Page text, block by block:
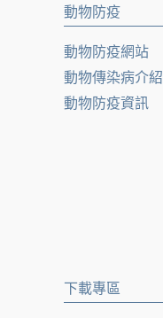
動物防疫
動物防疫網站
動物傳染病介紹
動物防疫資訊
下載專區